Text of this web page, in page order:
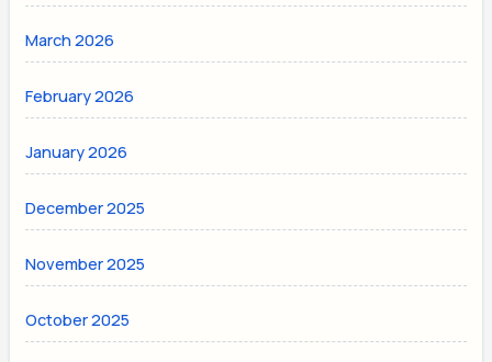
March 2026
February 2026
January 2026
December 2025
November 2025
October 2025